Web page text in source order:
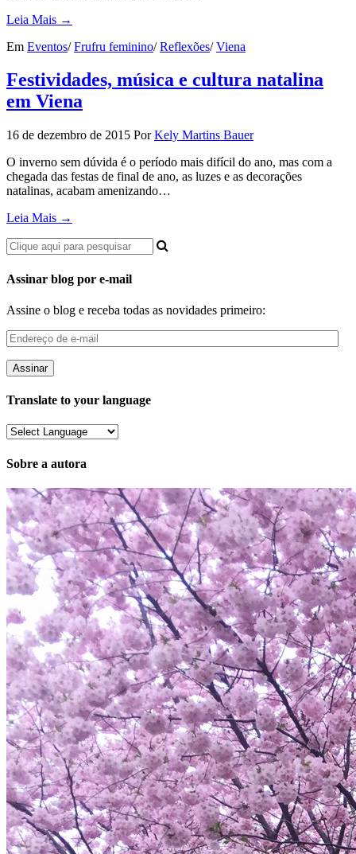
Leia Mais →
Em Eventos/ Frufru feminino/ Reflexões/ Viena
Festividades, música e cultura natalina
em Viena
16 de dezembro de 2015 Por Kely Martins Bauer
O inverno sem dúvida é o período mais difícil do ano, mas com a
chegada das festas de final de ano, as luzes e as decorações
natalinas, acabam amenizando…
Leia Mais →
Assinar blog por e-mail
Assine o blog e receba todas as novidades primeiro:
Endereço
de
e-
mail
Translate to your language
Sobre a autora